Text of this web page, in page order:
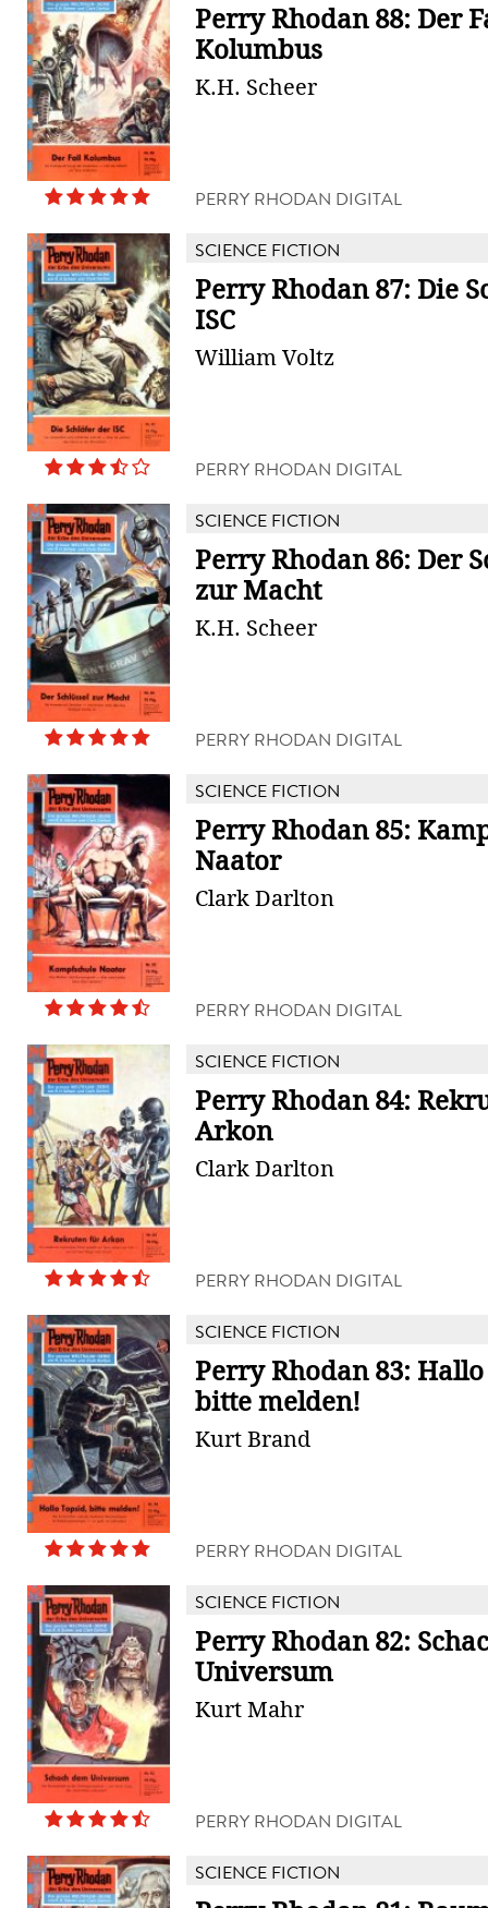
Perry Rhodan 88: Der
Kolumbus
K.H. Scheer
PERRY RHODAN DIGITAL
SCIENCE FICTION
Perry Rhodan 87: Die
ISC
William Voltz
PERRY RHODAN DIGITAL
SCIENCE FICTION
Perry Rhodan 86: Der
zur Macht
K.H. Scheer
PERRY RHODAN DIGITAL
SCIENCE FICTION
Perry Rhodan 85:
Naator
Clark Darlton
PERRY RHODAN DIGITAL
SCIENCE FICTION
Perry Rhodan 84:
Arkon
Clark Darlton
PERRY RHODAN DIGITAL
SCIENCE FICTION
Perry Rhodan 83:
bitte melden!
Kurt Brand
PERRY RHODAN DIGITAL
SCIENCE FICTION
Perry Rhodan 82:
Universum
Kurt Mahr
PERRY RHODAN DIGITAL
SCIENCE FICTION